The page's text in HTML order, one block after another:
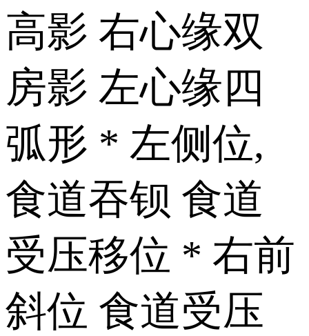
高影 右心缘双
房影 左心缘四
弧形 * 左侧位,
食道吞钡 食道
受压移位 * 右前
斜位 食道受压